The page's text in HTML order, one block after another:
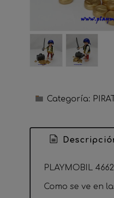
Categoría:
PLAYMOBIL
Como se ve en